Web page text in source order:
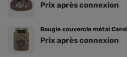
Prix ​​après connexion
Bougie couvercle métal
Prix ​​après connexion